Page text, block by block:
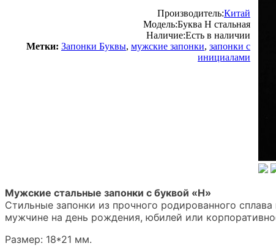
Производитель:Китай
Модель:Буква Н стальная
Наличие:Есть в наличии
Метки: Запонки Буквы, мужские запонки, запонки с
инициалами
Мужские стальные запонки с буквой «Н»
Стильные запонки из прочного родированного
мужчине на день рождения, юбилей или
Размер: 18*21 мм.